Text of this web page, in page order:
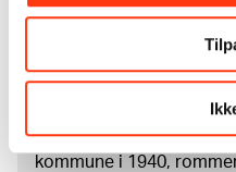
forbehold om at feil kan
MUNCHs samling består
kunstverk. I tillegg til
somEdvard Munch
kommune i 1940,